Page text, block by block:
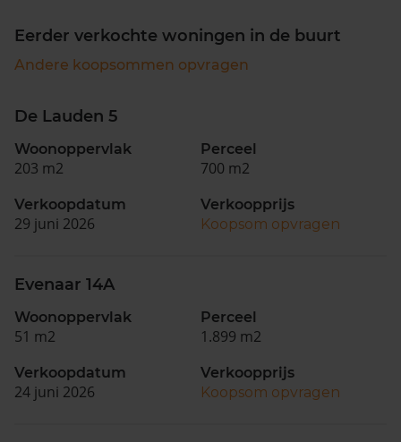
Eerder verkochte woningen in de buurt
Andere koopsommen opvragen
De Lauden 5
Woonoppervlak
203 m2
Perceel
700 m2
Verkoopdatum
29 juni 2026
Verkoopprijs
Koopsom opvragen
Evenaar 14A
Woonoppervlak
51 m2
Perceel
1.899 m2
Verkoopdatum
24 juni 2026
Verkoopprijs
Koopsom opvragen